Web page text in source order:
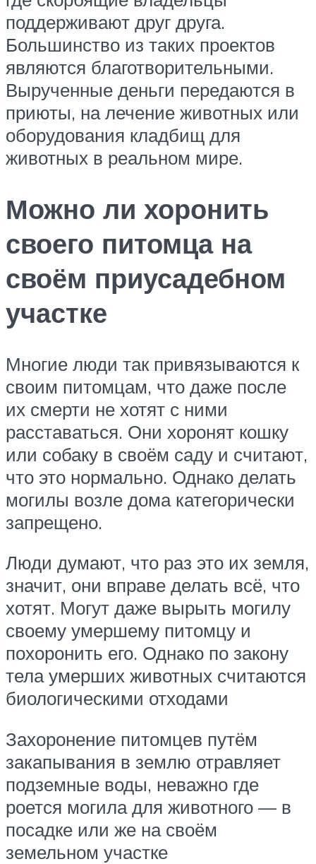
поддерживают друг друга.
Большинство из таких проектов
являются благотворительными.
Вырученные деньги передаются в
приюты, на лечение животных или
оборудования кладбищ для
животных в реальном мире.
Можно ли хоронить
своего питомца на
своём приусадебном
участке
Многие люди так привязываются к
своим питомцам, что даже после
их смерти не хотят с ними
расставаться. Они хоронят кошку
или собаку в своём саду и считают,
что это нормально. Однако делать
могилы возле дома категорически
запрещено.
Люди думают, что раз это их земля,
значит, они вправе делать всё, что
хотят. Могут даже вырыть могилу
своему умершему питомцу и
похоронить его. Однако по закону
тела умерших животных считаются
биологическими отходами
Захоронение питомцев путём
закапывания в землю отравляет
подземные воды, неважно где
роется могила для животного — в
посадке или же на своём
земельном участке